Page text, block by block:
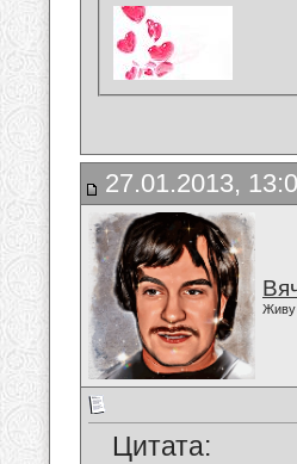
27.01.2013,
Живу
Цитата: